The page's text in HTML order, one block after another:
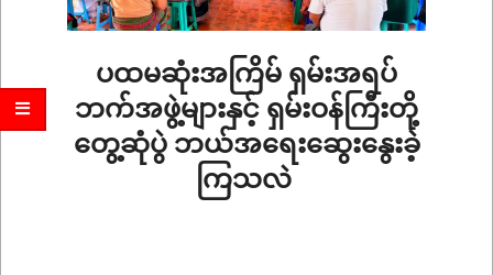
ပထမဆုံးအကြိမ် ရှမ်းအရပ်
ဘက်အဖွဲ့များနှင့် ရှမ်းဝန်ကြီးတို့
တွေ့ဆုံပွဲ ဘယ်အရေးဆွေးနွေးခဲ့
ကြသလဲ